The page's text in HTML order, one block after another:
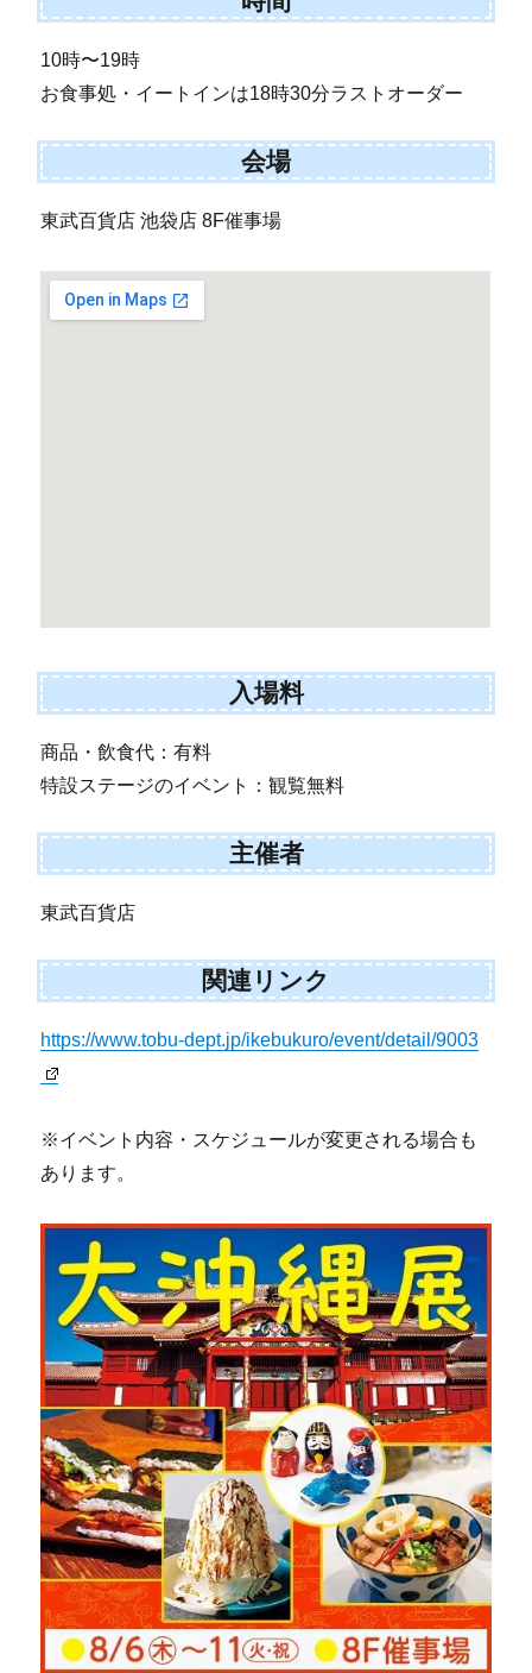
10時〜19時
お食事処・イートインは18時30分ラストオーダー
会場
東武百貨店 池袋店 8F催事場
入場料
商品・飲食代：有料
特設ステージのイベント：観覧無料
主催者
東武百貨店
関連リンク
https://www.tobu-dept.jp/ikebukuro/event/detail/9003
※イベント内容・スケジュールが変更される場合も
あります。